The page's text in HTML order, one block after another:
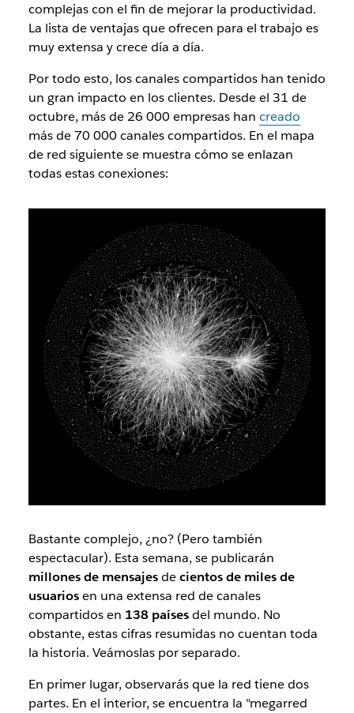
complejas con el fin de mejorar la productividad.
La lista de ventajas que ofrecen para el trabajo es
muy extensa y crece día a día.
Por todo esto, los canales compartidos han tenido
un gran impacto en los clientes. Desde el 31 de
octubre, más de 26 000 empresas han creado
más de 70 000 canales compartidos. En el mapa
de red siguiente se muestra cómo se enlazan
todas estas conexiones:
Bastante complejo, ¿no? (Pero también
espectacular). Esta semana, se publicarán
millones de mensajesdecientos de miles de
usuariosen una extensa red de canales
compartidos en 138 paísesdel mundo. No
obstante, estas cifras resumidas no cuentan toda
la historia. Veámoslas por separado.
En primer lugar, observarás que la red tiene dos
partes. En el interior, se encuentra la "megarred